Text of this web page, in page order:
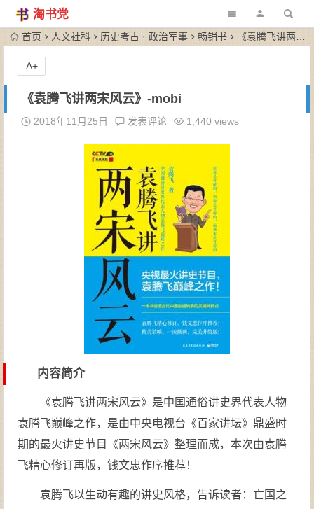
淘书党
首页 人文社科 历史考古 · 政治军事 畅销书 《袁腾飞讲两宋风云》-mobi
《袁腾飞讲两宋风云》-mobi
2018年11月25日 发表评论 1,440 views
内容简介
《袁腾飞讲两宋风云》是中国通俗讲史界代表人物
袁腾飞巅峰之作，是由中央电视台《百家讲坛》鼎盛时
期的最火讲史节目《两宋风云》整理而成，本次由袁腾
飞精心修订再版，钱文忠作序推荐！
袁腾飞以生动有趣的讲史风格，告诉读者：亡国之
A+